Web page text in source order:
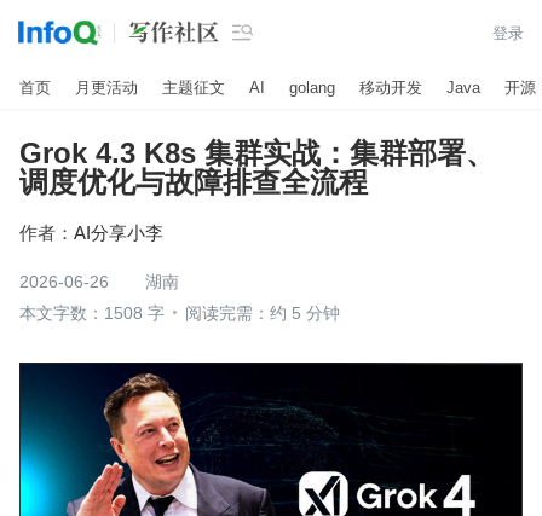
 登录
首页 月更活动 主题征文 AI golang 移动开发 Java 开源
Grok 4.3 K8s 集群实战：集群部署、
调度优化与故障排查全流程
作者： AI分享小李
2026-06-26
湖南
本文字数：1508 字
阅读完需：约 5 分钟